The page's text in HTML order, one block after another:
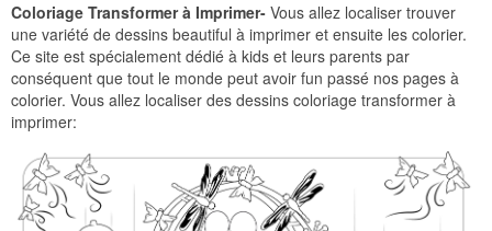
Coloriage Transformer à Imprimer- Vous allez localiser trouver
une variété de dessins beautiful à imprimer et ensuite les colorier.
Ce site est spécialement dédié à kids et leurs parents par
conséquent que tout le monde peut avoir fun passé nos pages à
colorier. Vous allez localiser des dessins coloriage transformer à
imprimer: